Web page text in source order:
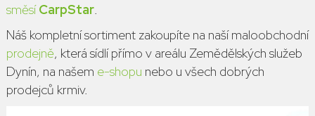
směsíCarpStar.
Náš kompletní sortiment zakoupíte na naší maloobchodní
prodejně, která sídlí přímo v areálu Zemědělských služeb
Dynín, na našem e-shopu nebo u všech dobrých
prodejců krmiv.